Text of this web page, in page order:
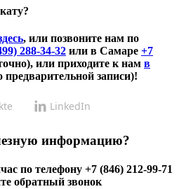
, или позвоните нам по
288-34-32 или в Самаре +7
или приходите к нам в
предварительной записи)!
LinkedIn
информацию?
по телефону +7 (846) 212-99-71
обратный звонок